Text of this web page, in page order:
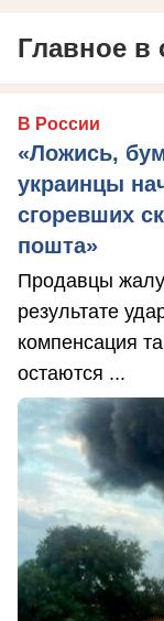
Главное в
В России
«Ложись,
украинцы
сгоревших
пошта»
Продавцы
результате
компенсация
остаются ...